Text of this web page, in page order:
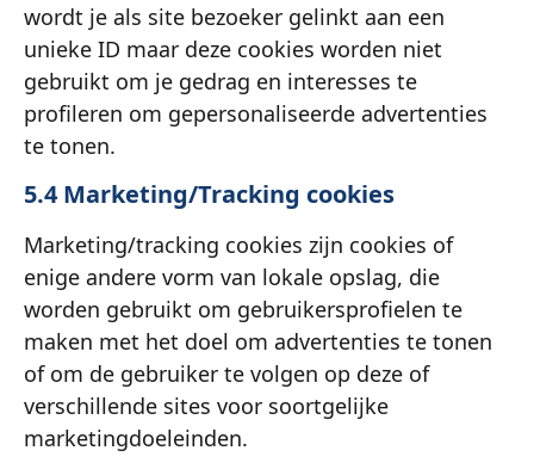
wordt je als site bezoeker gelinkt aan een
unieke ID maar deze cookies worden niet
gebruikt om je gedrag en interesses te
profileren om gepersonaliseerde advertenties
te tonen.
5.4 Marketing/Tracking cookies
Marketing/tracking cookies zijn cookies of
enige andere vorm van lokale opslag, die
worden gebruikt om gebruikersprofielen te
maken met het doel om advertenties te tonen
of om de gebruiker te volgen op deze of
verschillende sites voor soortgelijke
marketingdoeleinden.